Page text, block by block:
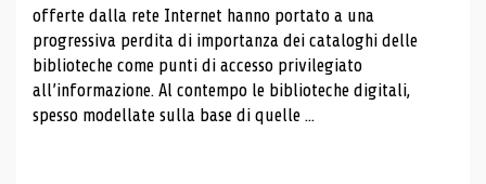
offerte dalla rete Internet hanno portato a una
progressiva perdita di importanza dei cataloghi delle
biblioteche come punti di accesso privilegiato
all’informazione. Al contempo le biblioteche digitali,
spesso modellate sulla base di quelle ...